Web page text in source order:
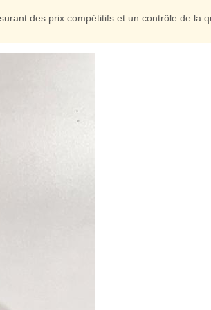
des prix compétitifs et un contrôle de la